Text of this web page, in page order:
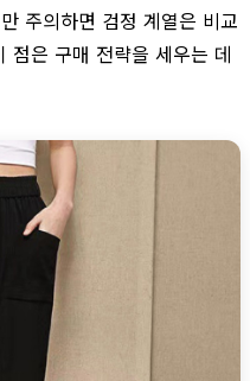
주의하면 검정 계열은 비교
점은 구매 전략을 세우는 데